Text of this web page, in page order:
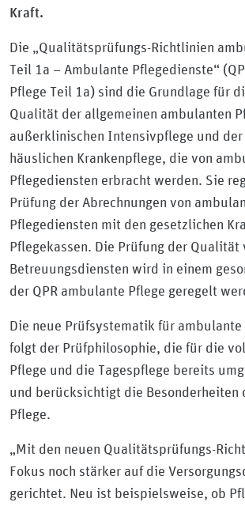
Kraft.
Die „Qualitätsprüfungs-Richtlinien
Teil 1a – Ambulante Pflegedienste“
Pflege Teil 1a) sind die Grundlage für
Qualität der allgemeinen ambulanten
außerklinischen Intensivpflege und
häuslichen Krankenpflege, die von
Pflegediensten erbracht werden. Sie
Prüfung der Abrechnungen von
Pflegediensten mit den gesetzlichen
Pflegekassen. Die Prüfung der Qualität
Betreuungsdiensten wird in einem
der QPR ambulante Pflege geregelt
Die neue Prüfsystematik für
folgt der Prüfphilosophie, die für die
Pflege und die Tagespflege bereits
und berücksichtigt die Besonderheiten
Pflege.
„Mit den neuen Qualitätsprüfungs-
Fokus noch stärker auf die
gerichtet. Neu ist beispielsweise, ob